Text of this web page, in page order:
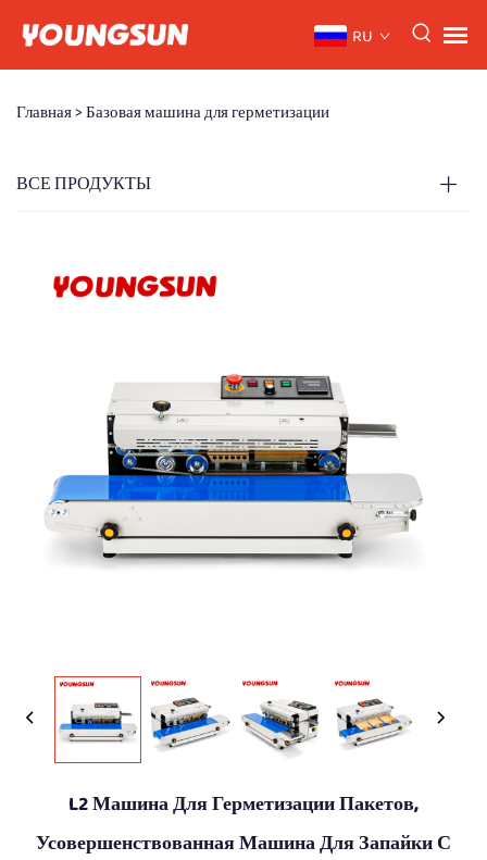
RU
Главная >Базовая машина для герметизации
ВСЕ ПРОДУКТЫ
L2 Машина Для Герметизации Пакетов,
Усовершенствованная Машина Для Запайки С